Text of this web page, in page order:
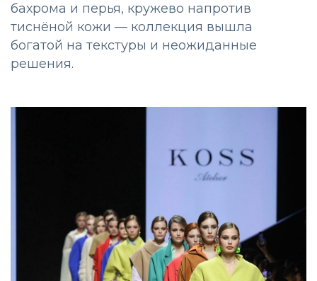
бахрома и перья, кружево напротив
тиснёной кожи — коллекция вышла
богатой на текстуры и неожиданные
решения.